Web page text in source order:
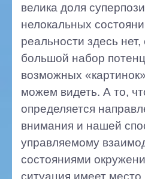
велика доля
нелокальных
реальности здесь
большой набор
возможных
можем видеть. А то,
определяется
внимания и нашей
управляемому
состояниями
ситуация имеет